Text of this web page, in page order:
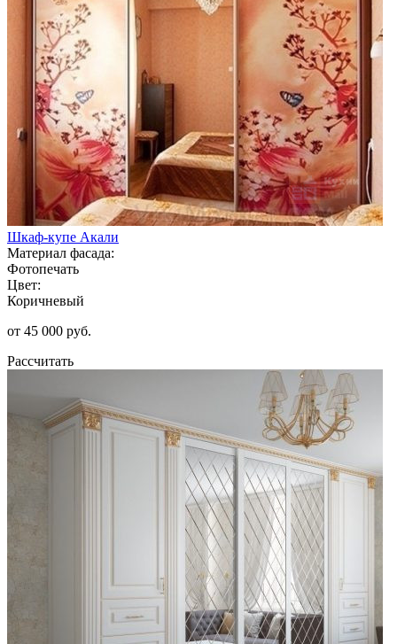
Шкаф-купе Акали
Материал фасада:
Фотопечать
Цвет:
Коричневый
от 45 000 руб.
Рассчитать